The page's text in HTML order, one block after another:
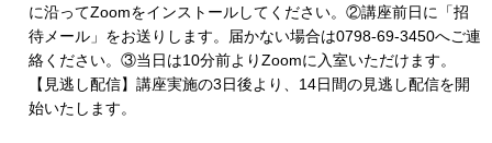
に沿ってZoomをインストールしてください。②講座前日に「招
待メール」をお送りします。届かない場合は0798-69-3450へご連
絡ください。③当日は10分前よりZoomに入室いただけます。
【見逃し配信】講座実施の3日後より、14日間の見逃し配信を開
始いたします。